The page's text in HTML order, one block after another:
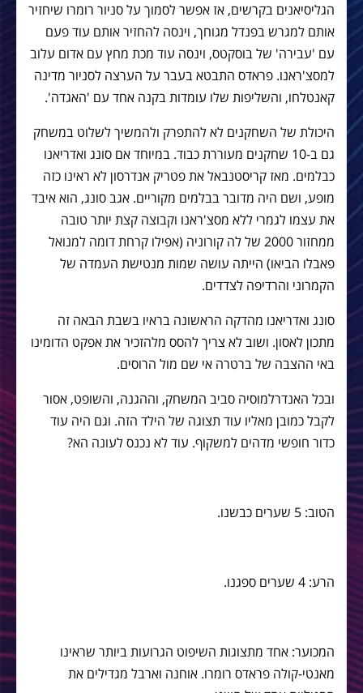
הגליסיאנים בקרשים, אז אפשר לסמוך על סניור רומרו שיחזיר
אותם למגרש בפנדל מגוחך, וינסה להחזיר אותם עוד פעם
עם 'עבירה' של בוסקטס, וינסה עוד מכת מחץ עם אדום עלוב
למסצ'ראנו. פראדס התבטא בעבר על הערצה לסניור מדינה
קאנטלחו, והשליפות שלו עומדות בקנה אחד עם 'האגדה'.
היכולת של השחקנים לא להתפרק ולהמשיך לשלוט במשחק
גם ב-10 שחקנים מעוררת כבוד. במיוחד אם סונג ואדריאנו
כבלמים. מאז קריסטנבאל את פטריק אנדרסון לא ראינו כזה
מופע, ושם היה מדובר בבלמים מקוריים. אגב סונג, הוא איבד
את עצמו לגמרי ללא מסצ'ראנו וקבוצה קצת יותר טובה
ממחזור 2000 של לה קורוניה (אפילו קרחת דומה למנואל
פאבלו הביאו) הייתה עושה שמות מנטישת העמדה של
הקמרוני והרדיפה לצדדים.
סונג ואדריאנו מהדקה הראשונה בראיו בשבת הבאה זה
מתכון לאסון. ושוב לא צריך להסס מלהזכיר את אפקט הדומינו
באי ההצבה של ברטרה אי שם מול הרוסים.
ובכל האנדרלמוסיה סביב המשחק, וההגנה, והשופט, אסור
לקבל כמובן מאליו עוד תצוגה של הילד הזה. וגם היה עוד
כדור חופשי מדהים למשקוף. עוד לא נכנס לעונה הא?
הטוב: 5 שערים כבשנו.
הרע: 4 שערים ספגנו.
המכוער: אחד מתצוגות השיפוט הגרועות ביותר שראינו
מאנטי-קולה פראדס רומרו. אוחנה וארבל מגדילים את